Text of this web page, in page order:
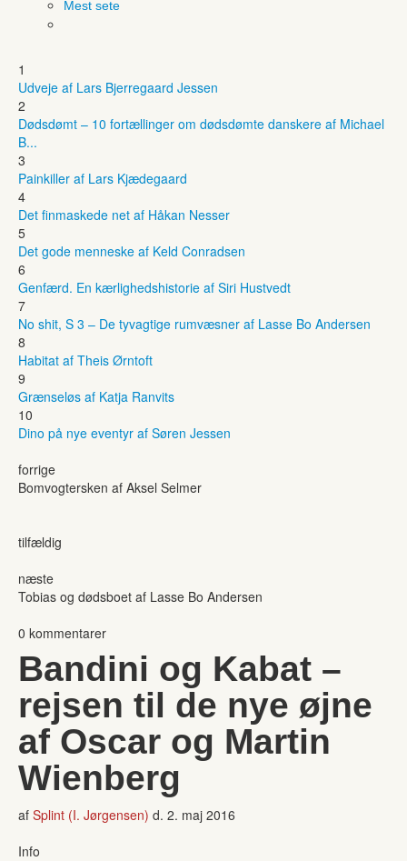
Mest sete
1
Udveje af Lars Bjerregaard Jessen
2
Dødsdømt – 10 fortællinger om dødsdømte danskere af Michael
B...
3
Painkiller af Lars Kjædegaard
4
Det finmaskede net af Håkan Nesser
5
Det gode menneske af Keld Conradsen
6
Genfærd. En kærlighedshistorie af Siri Hustvedt
7
No shit, S 3 – De tyvagtige rumvæsner af Lasse Bo Andersen
8
Habitat af Theis Ørntoft
9
Grænseløs af Katja Ranvits
10
Dino på nye eventyr af Søren Jessen
forrige
Bomvogtersken af Aksel Selmer
tilfældig
næste
Tobias og dødsboet af Lasse Bo Andersen
0 kommentarer
Bandini og Kabat –
rejsen til de nye øjne
af Oscar og Martin
Wienberg
af Splint (I. Jørgensen) d. 2. maj 2016
Info